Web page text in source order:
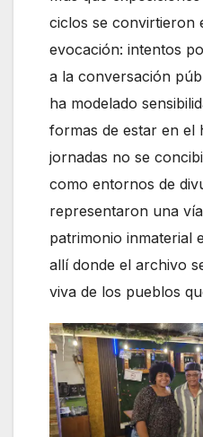
ciclos se convirtieron
evocación: intentos
a la conversación
ha modelado
formas de estar en el
jornadas no se
como entornos de
representaron una
patrimonio inmaterial
allí donde el archivo
viva de los pueblos